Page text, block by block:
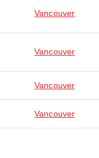
Vancouver
Vancouver
Vancouver
Vancouver